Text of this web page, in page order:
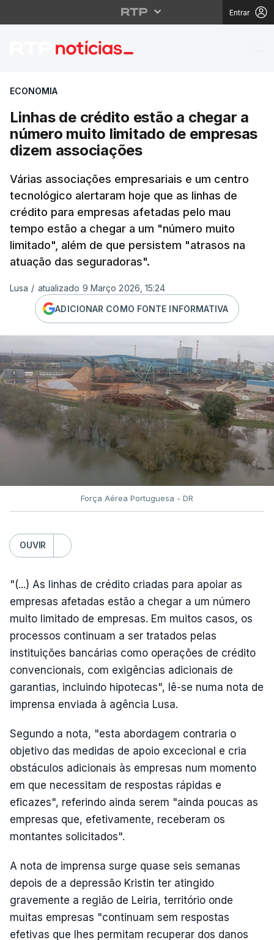
Entrar
Linhas de crédito
ECONOMIA
Linhas de crédito estão a chegar a
número muito limitado de empresas
dizem associações
Várias associações empresariais e um centro
tecnológico alertaram hoje que as linhas de
crédito para empresas afetadas pelo mau
tempo estão a chegar a um "número muito
limitado", além de que persistem "atrasos na
atuação das seguradoras".
Lusa / atualizado 9 Março 2026, 15:24
ADICIONAR COMO FONTE INFORMATIVA
Força Aérea Portuguesa - DR
OUVIR
"(...) As linhas de crédito criadas para apoiar as
empresas afetadas estão a chegar a um número
muito limitado de empresas. Em muitos casos, os
processos continuam a ser tratados pelas
instituições bancárias como operações de crédito
convencionais, com exigências adicionais de
garantias, incluindo hipotecas", lê-se numa nota de
imprensa enviada à agência Lusa.
Segundo a nota, "esta abordagem contraria o
objetivo das medidas de apoio excecional e cria
obstáculos adicionais às empresas num momento
em que necessitam de respostas rápidas e
eficazes", referindo ainda serem "ainda poucas as
empresas que, efetivamente, receberam os
montantes solicitados".
A nota de imprensa surge quase seis semanas
depois de a depressão Kristin ter atingido
gravemente a região de Leiria, território onde
muitas empresas "continuam sem respostas
efetivas que lhes permitam recuperar dos danos